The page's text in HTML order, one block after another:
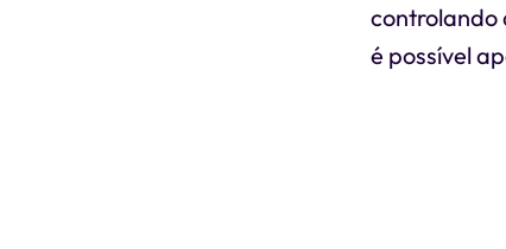
controlando
é possível